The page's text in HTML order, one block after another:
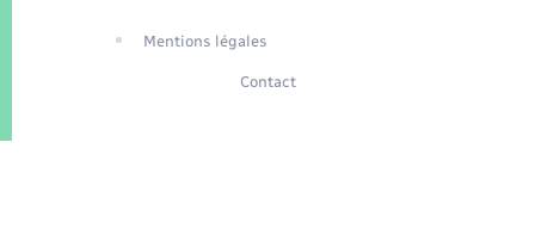
Mentions légales
Contact